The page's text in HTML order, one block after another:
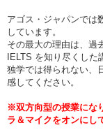
アゴス・ジャパンでは
しています。
その最大の理由は、過
IELTS を知り尽くした
独学では得られない、
感してください。
※双方向型の授業にな
ラ＆マイクをオンにし